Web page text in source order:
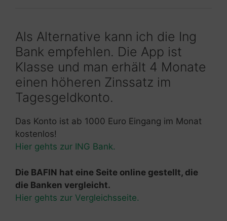
Als Alternative kann ich die Ing
Bank empfehlen. Die App ist
Klasse und man erhält 4 Monate
einen höheren Zinssatz im
Tagesgeldkonto.
Das Konto ist ab 1000 Euro Eingang im Monat
kostenlos!
Hier gehts zur ING Bank.
Die BAFIN hat eine Seite online gestellt, die
die Banken vergleicht.
Hier gehts zur Vergleichsseite.